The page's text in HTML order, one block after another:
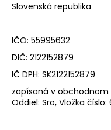
Slovenská republika
IČO: 55995632
DIČ: 2122152879
IČ DPH: SK2122152879
zapísaná v obchodnom
Oddiel: Sro, Vložka číslo: